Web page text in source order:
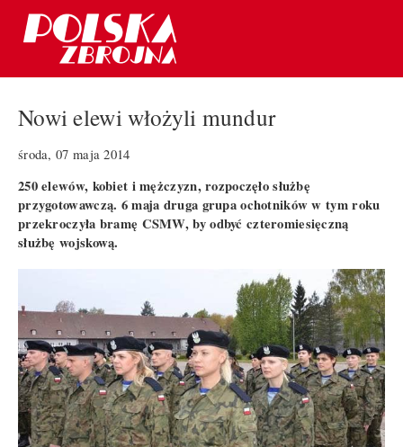
Nowi elewi włożyli mundur
środa, 07 maja 2014
250 elewów, kobiet i mężczyzn, rozpoczęło służbę
przygotowawczą. 6 maja druga grupa ochotników w tym roku
przekroczyła bramę CSMW, by odbyć czteromiesięczną
służbę wojskową.